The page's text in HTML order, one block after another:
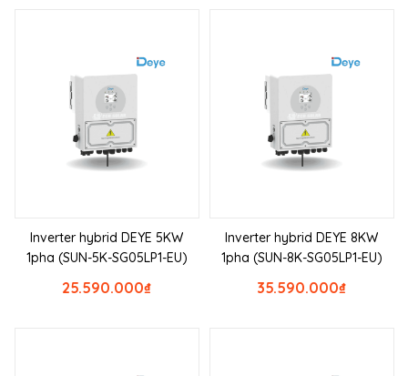
Inverter hybrid DEYE 5KW
1pha (SUN-5K-SG05LP1-EU)
₫
25.590.000
Inverter hybrid DEYE 8KW
1pha (SUN-8K-SG05LP1-EU)
₫
35.590.000